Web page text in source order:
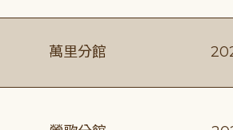
萬里分館